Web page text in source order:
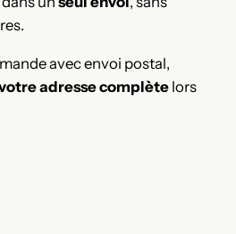
avec envoi postal,
adresse complètelors